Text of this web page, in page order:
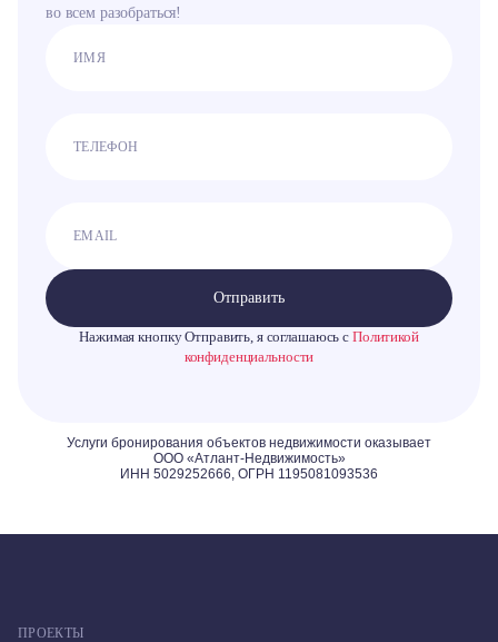
во всем разобраться!
Отправить
Нажимая кнопку Отправить, я соглашаюсь с Политикой
конфиденциальности
ПРОЕКТЫ